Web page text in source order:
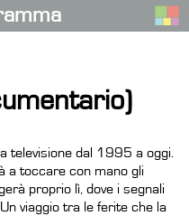
televisione dal 1995 a oggi.
a toccare con mano gli
proprio lì, dove i segnali
viaggio tra le ferite che la